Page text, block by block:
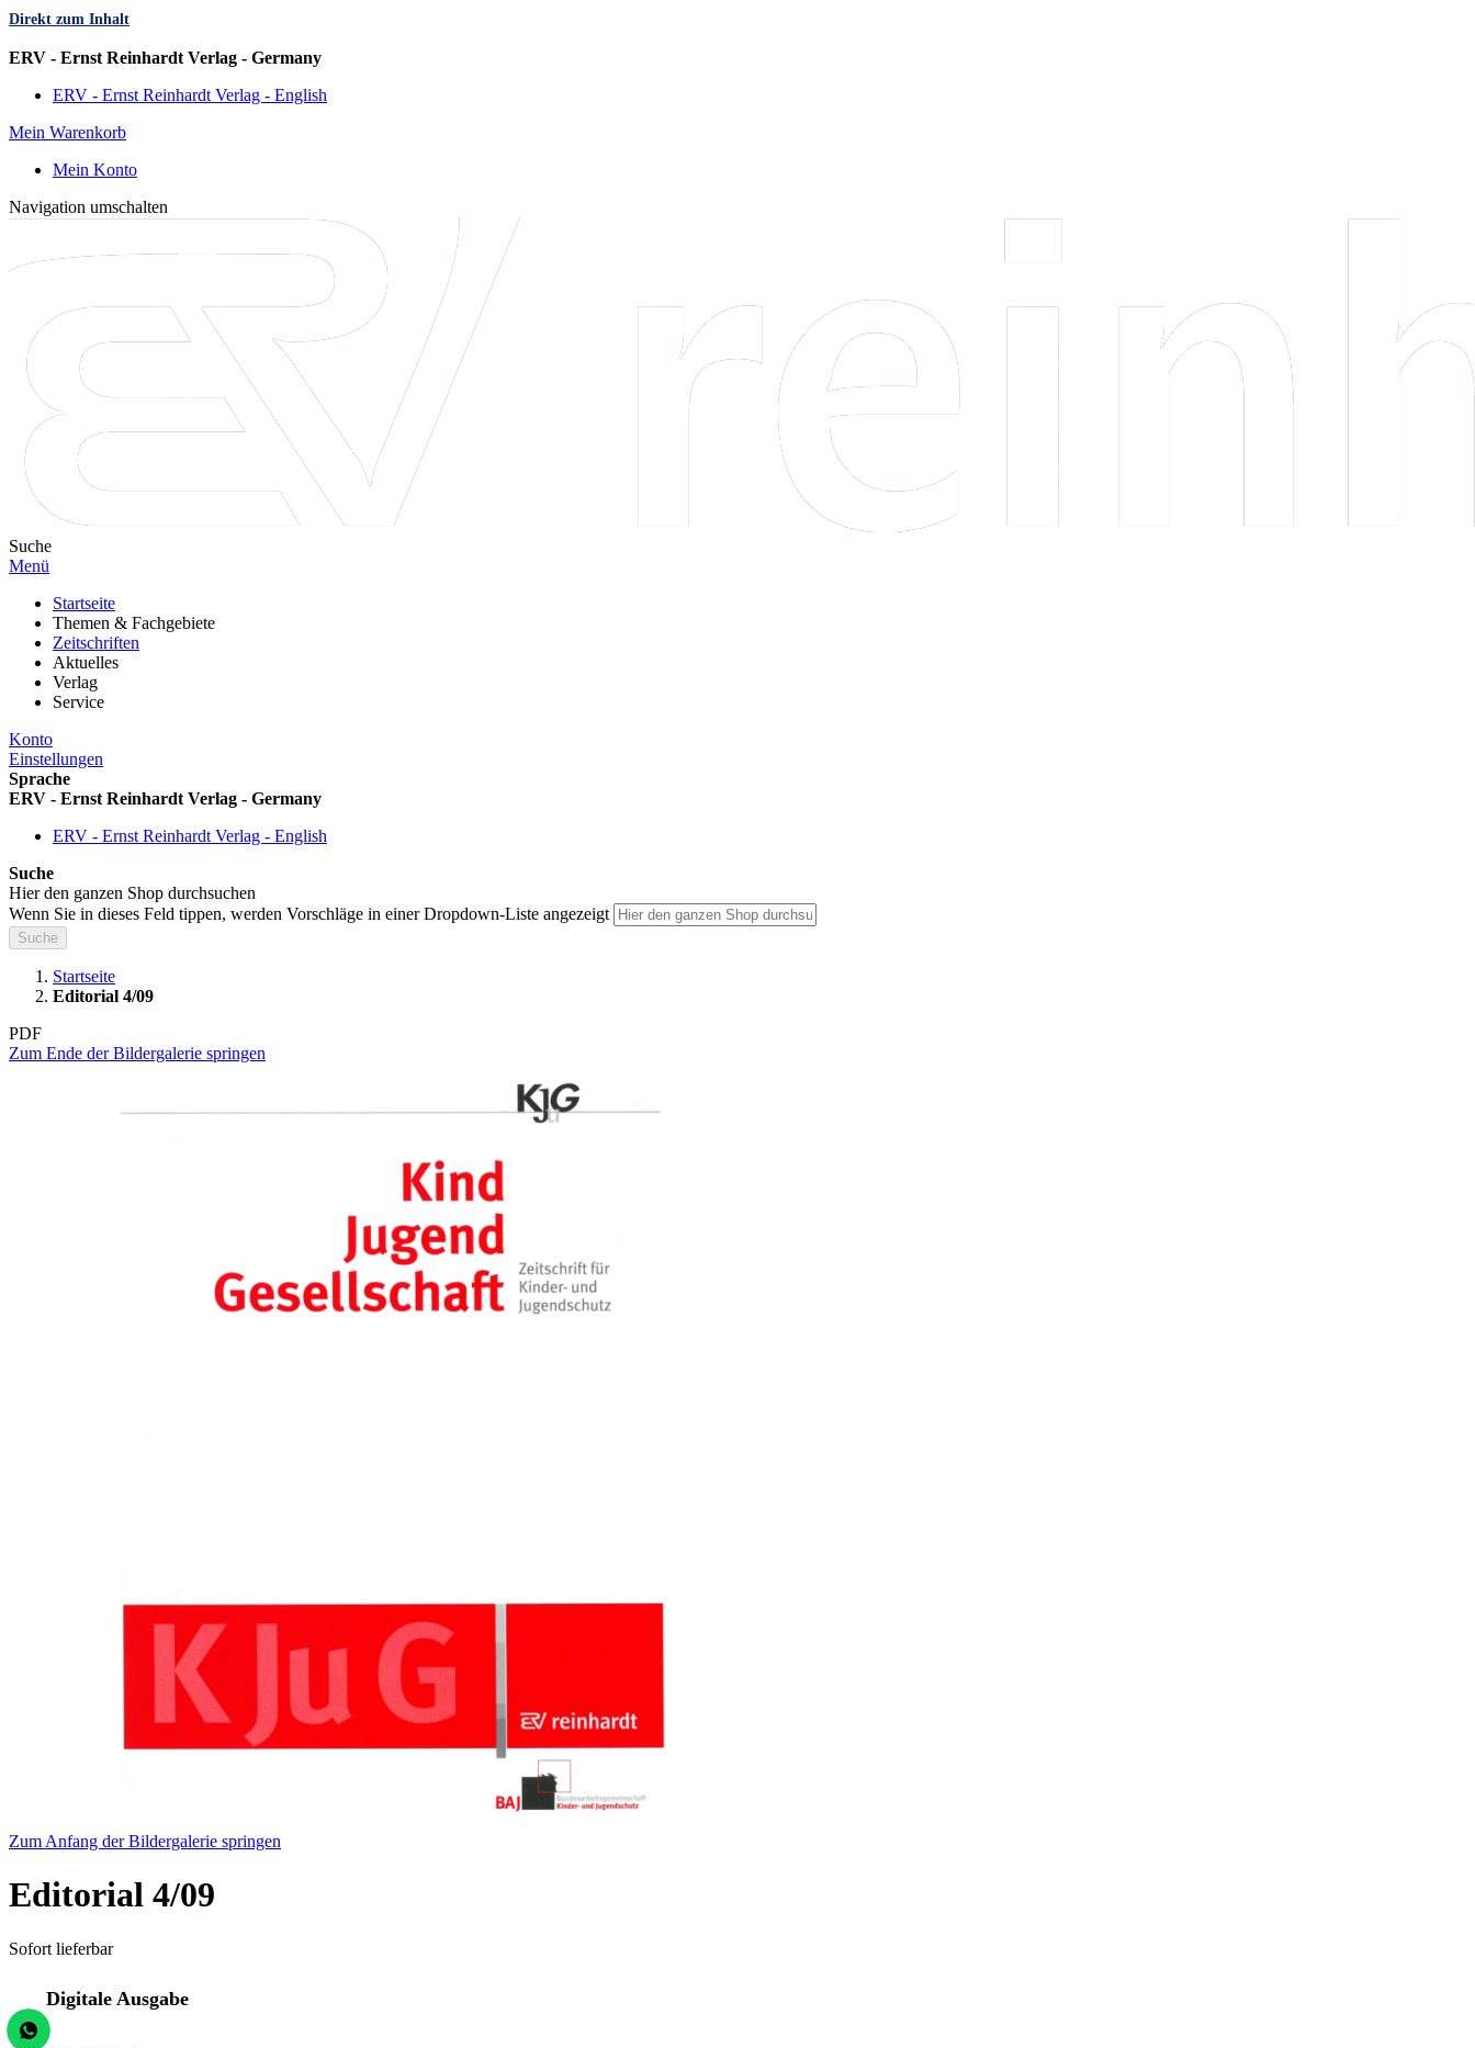
Direkt zum Inhalt
ERV - Ernst Reinhardt Verlag - Germany
ERV - Ernst Reinhardt Verlag - English
Mein Warenkorb
Mein Konto
Navigation umschalten
Suche
Menü
Startseite
Themen & Fachgebiete
Zeitschriften
Aktuelles
Verlag
Service
Konto
Einstellungen
Sprache
ERV - Ernst Reinhardt Verlag - Germany
ERV - Ernst Reinhardt Verlag - English
Suche
Hier den ganzen Shop durchsuchen
Wenn Sie in dieses Feld tippen, werden Vorschläge in einer Dropdown-Liste angezeigt
Suche
Startseite
Editorial 4/09
PDF
Zum Ende der Bildergalerie springen
Zum Anfang der Bildergalerie springen
Editorial 4/09
Sofort lieferbar
Digitale Ausgabe